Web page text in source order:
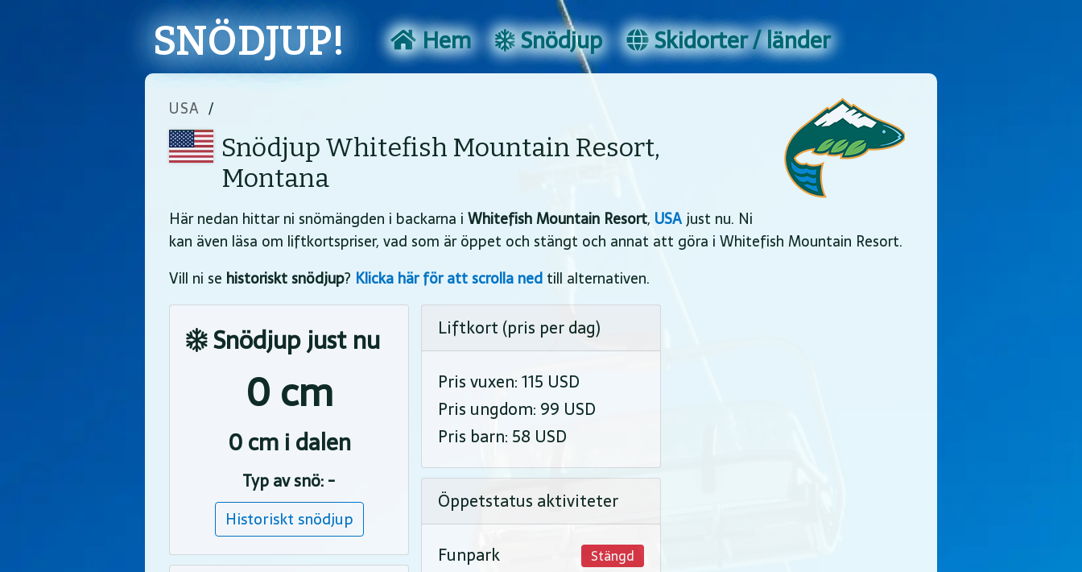
SNÖDJUP! Hem Snödjup Skidorter / länder
USA /
Snödjup Whitefish Mountain Resort,
Montana
Här nedan hittar ni snömängden i backarna i Whitefish Mountain Resort, USAjust nu. Ni
kan även läsa om liftkortspriser, vad som är öppet och stängt och annat att göra i Whitefish Mountain Resort.
Vill ni se historiskt snödjup? Klicka här för att scrolla ned till alternativen.
Snödjup just nu
0 cm
0 cm i dalen
Typ av snö: -
Historiskt snödjup
Liftkort (pris per dag)
Pris vuxen: 115 USD
Pris ungdom: 99 USD
Pris barn: 58 USD
Öppetstatus aktiviteter
Funpark Stängd